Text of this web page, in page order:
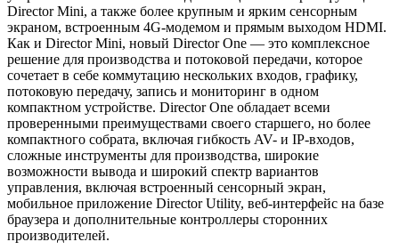
Director Mini, а также более крупным и ярким сенсорным
экраном, встроенным 4G-модемом и прямым выходом HDMI.
Как и Director Mini, новый Director One — это комплексное
решение для производства и потоковой передачи, которое
сочетает в себе коммутацию нескольких входов, графику,
потоковую передачу, запись и мониторинг в одном
компактном устройстве. Director One обладает всеми
проверенными преимуществами своего старшего, но более
компактного собрата, включая гибкость AV- и IP-входов,
сложные инструменты для производства, широкие
возможности вывода и широкий спектр вариантов
управления, включая встроенный сенсорный экран,
мобильное приложение Director Utility, веб-интерфейс на базе
браузера и дополнительные контроллеры сторонних
производителей.